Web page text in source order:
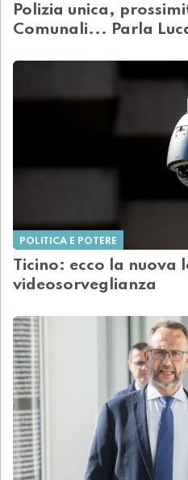
Polizia unica,
Comunali... Parla
POLITICA E POTERE
Ticino: ecco la nuova
videosorveglianza